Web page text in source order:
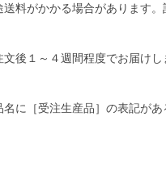
料がかかる場合があります
後１～４週間程度でお届け
に［受注生産品］の表記があ